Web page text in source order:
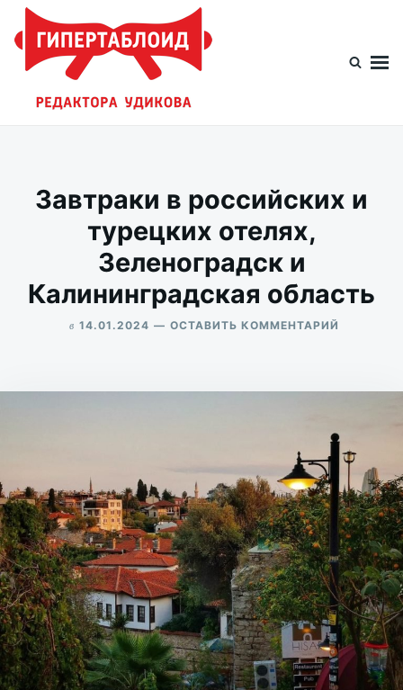
Перейти
содержимому
Искать:
Завтраки в российских и
турецких отелях,
Зеленоградск и
Калининградская область
в 14.01.2024 ОСТАВИТЬ КОММЕНТАРИЙ
И
И
ОБЛАСТЬ